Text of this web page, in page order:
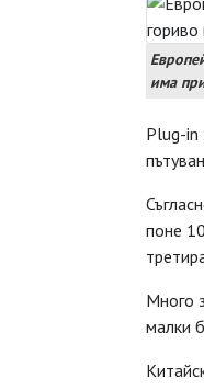
има
Plug-in
поне
Много
малки